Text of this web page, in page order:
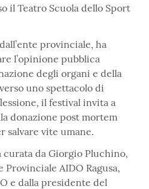
il Teatro Scuola dello Sport
provinciale, ha
l’opinione pubblica
degli organi e della
uno spettacolo di
il festival invita a
donazione post mortem
salvare vite umane.
curata da Giorgio Pluchino,
AIDO Ragusa,
e dalla presidente del